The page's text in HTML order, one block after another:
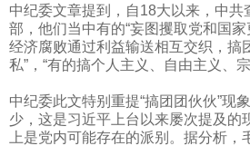
中纪委文章提到，自18大以来，中共
部，他们当中有的“妄图攫取党和国
经济腐败通过利益输送相互交织，搞
私”，“有的搞个人主义、自由主义、
中纪委此文特别重提“搞团团伙伙”现
少，这是习近平上台以来屡次提及的
上是党内可能存在的派别。据分析，